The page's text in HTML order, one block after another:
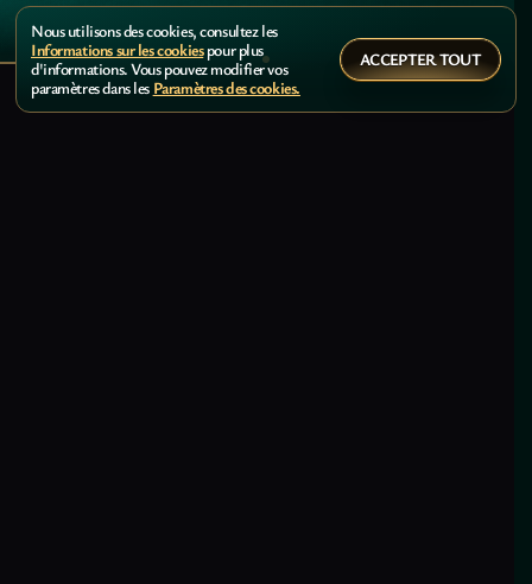
Nous utilisons des cookies, consultez les
Informations sur les cookiespour plus
d'informations. Vous pouvez modifier vos
paramètres dans les Paramètres des cookies.
ACCEPTER TOUT